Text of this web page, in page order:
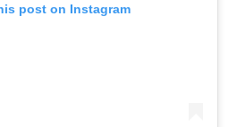
post on Instagram